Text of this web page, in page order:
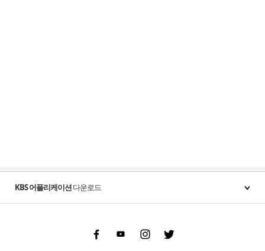
KBS 어플리케이션다운로드
FacebookYoutubeInstgram Twitter